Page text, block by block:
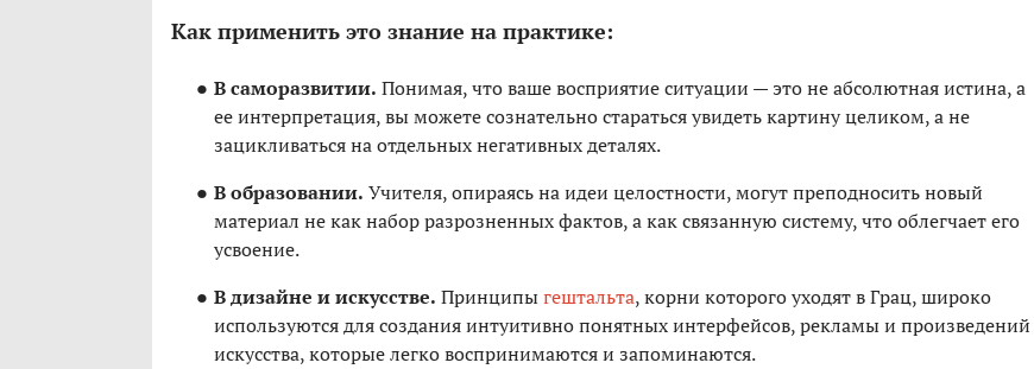
Как применить это знание на практике:
В саморазвитии. Понимая, что ваше восприятие ситуации — это не абсолютная истина, а
ее интерпретация, вы можете сознательно стараться увидеть картину целиком, а не
зацикливаться на отдельных негативных деталях.
В образовании. Учителя, опираясь на идеи целостности, могут преподносить новый
материал не как набор разрозненных фактов, а как связанную систему, что облегчает его
усвоение.
В дизайне и искусстве. Принципыгештальта, корни которого уходят в Грац, широко
используются для создания интуитивно понятных интерфейсов, рекламы и произведений
искусства, которые легко воспринимаются и запоминаются.